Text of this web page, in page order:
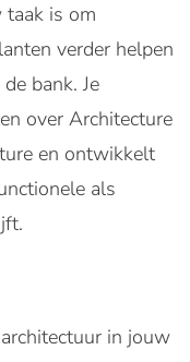
taak is om
verder helpen
bank. Je
over Architecture
en ontwikkelt
als
in jouw